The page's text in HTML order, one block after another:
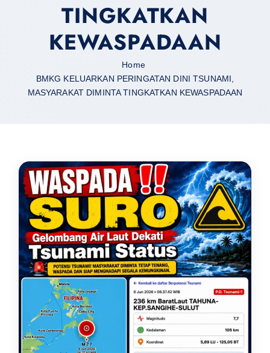
TINGKATKAN
KEWASPADAAN
Home
BMKG KELUARKAN PERINGATAN DINI TSUNAMI,
MASYARAKAT DIMINTA TINGKATKAN KEWASPADAAN